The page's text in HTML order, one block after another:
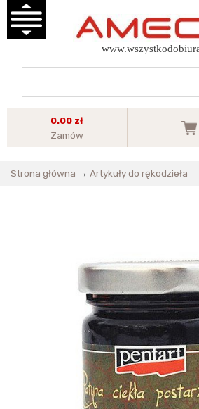
0.00 zł
Zamów
Strona główna → Artykuły do rękodzieła